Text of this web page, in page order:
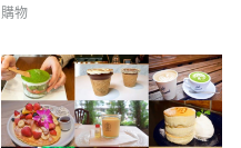
購物